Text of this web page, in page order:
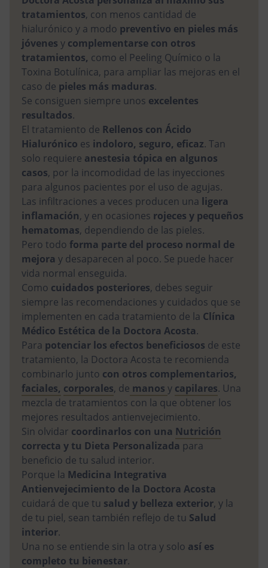
tratamientos, con menos cantidad de
hialurónico y a modo preventivo en pieles más
jóvenes y complementarse con otros
tratamientos, como el Peeling Químico o la
Toxina Botulínica, para ampliar las mejoras en el
caso de pieles más maduras.
Se consiguen siempre unos excelentes
resultados.
El tratamiento de Rellenos con Ácido
Hialurónico es indoloro, seguro, eficaz. Tan
solo requiere anestesia tópica en algunos
casos, por la incomodidad de las inyecciones
para algunos pacientes por el uso de agujas.
Las infiltraciones a veces producen una ligera
inflamación, y en ocasiones rojeces y pequeños
hematomas, dependiendo de las pieles.
Pero todo forma parte del proceso normal de
mejora y desaparecen al poco. Se puede hacer
vida normal enseguida.
Como cuidados posteriores, debes seguir
siempre las recomendaciones y cuidados que se
implementen en cada tratamiento de la Clínica
Médico Estética de la Doctora Acosta.
Para potenciar los efectos beneficiosos de este
tratamiento, la Doctora Acosta te recomienda
combinarlo junto con otros complementarios,
faciales, corporales, de manos y capilares. Una
mezcla de tratamientos con la que obtener los
mejores resultados antienvejecimiento.
Sin olvidar coordinarlos con una Nutrición
correcta y tu Dieta Personalizada para
beneficio de tu salud interior.
Porque la Medicina Integrativa
Antienvejecimiento de la Doctora Acosta
cuidará de que tu salud y belleza exterior, y la
de tu piel, sean también reflejo de tu Salud
interior.
Una no se entiende sin la otra y solo así es
completo tu bienestar.